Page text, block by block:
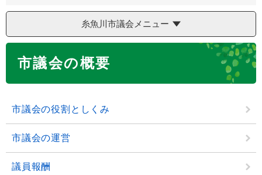
本
へ
糸魚川市議会メニュー
市議会の概要
市議会の役割としくみ
市議会の運営
議員報酬